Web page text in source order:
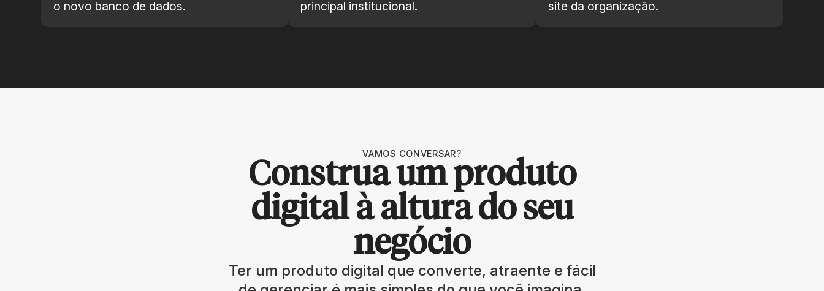
o novo banco de dados.
principal institucional.
site da organização.
VAMOS CONVERSAR?
Construa um produto
digital à altura do seu
negócio
Ter um produto digital que converte, atraente e fácil